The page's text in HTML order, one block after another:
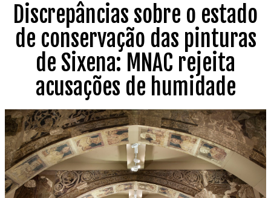
Discrepâncias sobre o estado
de conservação das pinturas
de Sixena: MNAC rejeita
acusações de humidade